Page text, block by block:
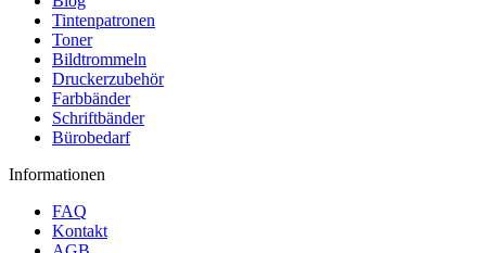
Tintenpatronen
Toner
Bildtrommeln
Druckerzubehör
Farbbänder
Schriftbänder
Bürobedarf
Informationen
FAQ
Kontakt